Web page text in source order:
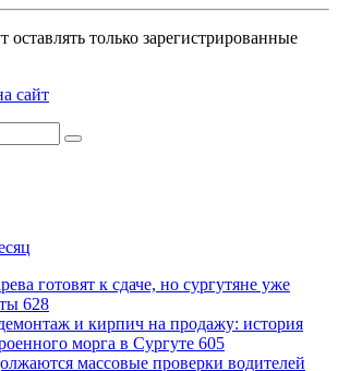
только зарегистрированные
сайт
готовят к сдаче, но сургутяне уже
628
и кирпич на продажу: история
морга в Сургуте 605
массовые проверки водителей